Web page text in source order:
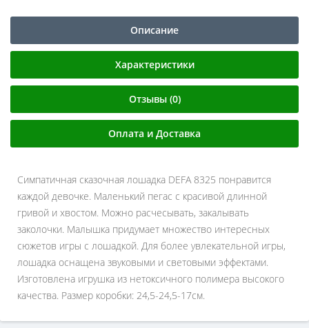
Описание
Характеристики
Отзывы (0)
Оплата и Доставка
Симпатичная сказочная лошадка DEFA 8325 понравится
каждой девочке. Маленький пегас с красивой длинной
гривой и хвостом. Можно расчесывать, закалывать
заколочки. Малышка придумает множество интересных
сюжетов игры с лошадкой. Для более увлекательной игры,
лошадка оснащена звуковыми и световыми эффектами.
Изготовлена игрушка из нетоксичного полимера высокого
качества. Размер коробки: 24,5-24,5-17см.